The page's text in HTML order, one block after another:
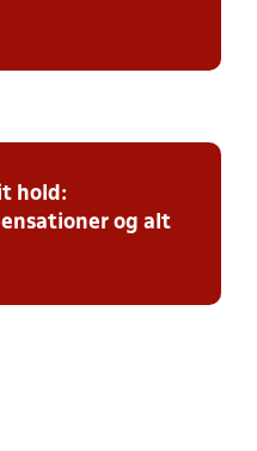
hold:
og alt